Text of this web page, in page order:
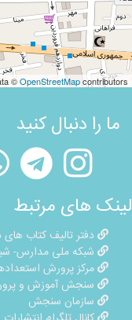
©OpenStreetMapcontributors
ما را دنبال کنید
لینک های مرتبط
دفتر تالیف کتاب
شبکه ملی مدارس-
مرکز پرورش
سنجش آموزش و
سازمان سنجش